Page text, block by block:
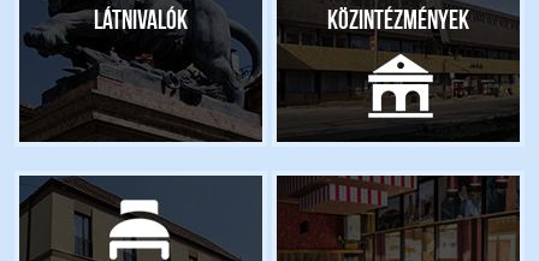
Látnivalók Közintézmények